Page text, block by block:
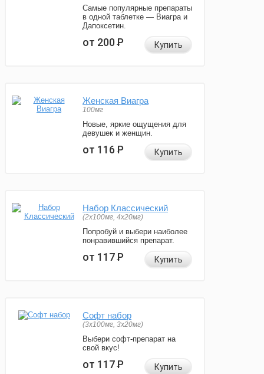
Самые популярные препараты
в одной таблетке — Виагра и
Дапоксетин.
от 200Р Купить
Женская Виагра
100мг
Новые, яркие ощущения для
девушек и женщин.
от 116Р Купить
Набор Классический
(2x100мг, 4x20мг)
Попробуй и выбери наиболее
понравившийся препарат.
от 117Р Купить
Софт набор
(3x100мг, 3x20мг)
Выбери софт-препарат на
свой вкус!
от 117Р Купить